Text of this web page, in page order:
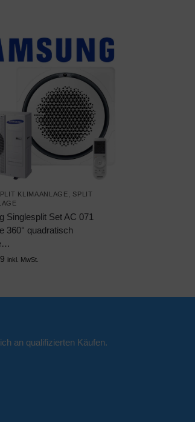
KLIMAANLAGE
SPLIT
Singlesplit Set AC 071
360° quadratisch
inkl. MwSt.
an qualifizierten Käufen.